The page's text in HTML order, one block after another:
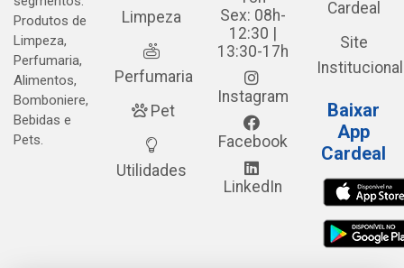
Produtos de
Limpeza,
Perfumaria,
Alimentos,
Bomboniere,
Bebidas e
Pets.
Limpeza
Perfumaria
Pet
Utilidades
Sex: 08h-
12:30 |
13:30-17h
Instagram
Facebook
LinkedIn
Cardeal
Site
Institucional
Baixar
App
Cardeal